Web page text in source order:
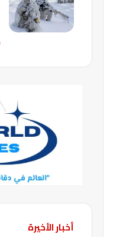
أخبار الأخيرة